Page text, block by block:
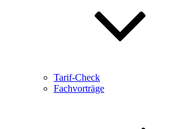
Tarif-Check
Fachvorträge